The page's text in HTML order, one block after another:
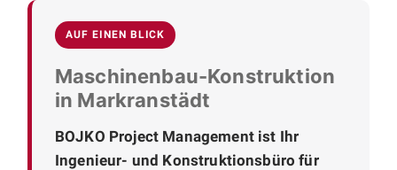
AUF EINEN BLICK
Maschinenbau-Konstruktion
in Markranstädt
BOJKO Project Management ist Ihr
Ingenieur- und Konstruktionsbüro für